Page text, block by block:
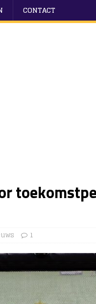
CONTACT
1